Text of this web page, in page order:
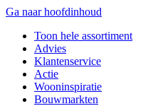
Ga naar hoofdinhoud
Toon hele assortiment
Advies
Klantenservice
Actie
Wooninspiratie
Bouwmarkten